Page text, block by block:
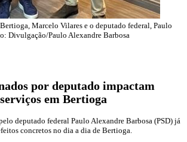
Marcelo Vilares e o deputado federal, Paulo
Divulgação/Paulo Alexandre Barbosa
por deputado impactam
em Bertioga
deputado federal Paulo Alexandre Barbosa (PSD) já
concretos no dia a dia de Bertioga.